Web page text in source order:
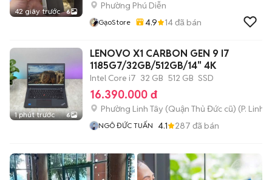
42 giây trước 6
Phường Phú Diễn
GạoStore 4.9 14đã bán
1 phút trước 6
LENOVO X1 CARBON GEN 9 I7
1185G7/32GB/512GB/14" 4K
Intel Core i7 32 GB 512 GB SSD
16.390.000 đ
Phường Linh Tây (Quận Thủ Đức cũ) (P. Linh
NGÔ ĐỨC TUẤN 4.1 287 đã bán